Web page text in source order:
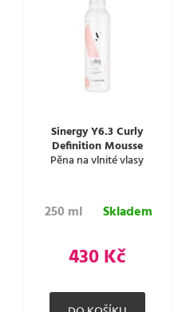
Sinergy Y6.3 Curly
Definition Mousse
Pěna na vlnité vlasy
250 ml Skladem
430 Kč